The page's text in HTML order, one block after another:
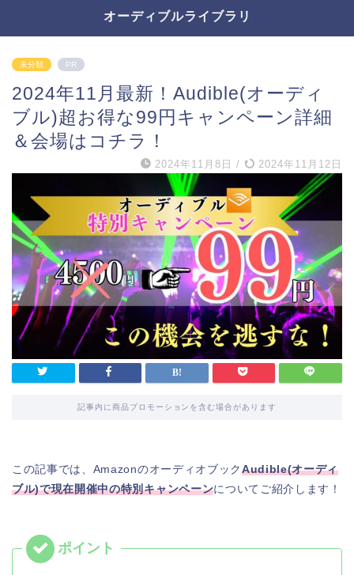
オーディブルライブラリ
未分類 PR
2024年11月最新！Audible(オーディ
ブル)超お得な99円キャンペーン詳細
＆会場はコチラ！
2024年11月8日 / 2024年11月12日
記事内に商品プロモーションを含む場合があります
この記事では、AmazonのオーディオブックAudible(オーディ
ブル)で現在開催中の特別キャンペーンについてご紹介します！